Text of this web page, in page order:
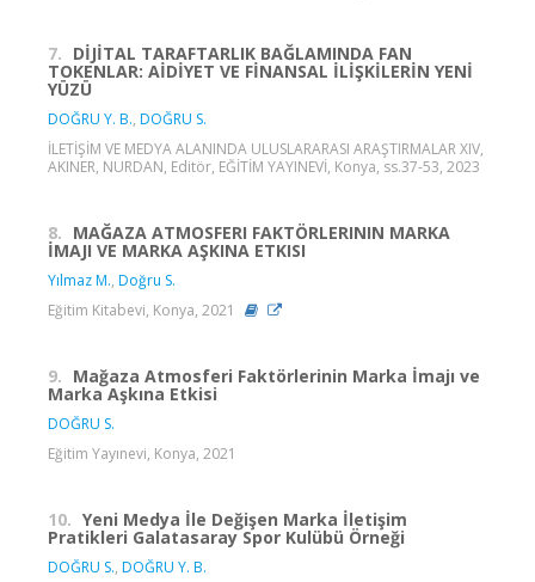
7. DİJİTAL TARAFTARLIK BAĞLAMINDA FAN
TOKENLAR: AİDİYET VE FİNANSAL İLİŞKİLERİN YENİ
YÜZÜ
DOĞRU Y. B., DOĞRU S.
İLETİŞİM VE MEDYA ALANINDA ULUSLARARASI ARAŞTIRMALAR XIV,
AKINER, NURDAN, Editör, EĞİTİM YAYINEVİ, Konya, ss.37-53, 2023
8. MAĞAZA ATMOSFERI FAKTÖRLERININ MARKA
İMAJI VE MARKA AŞKINA ETKISI
Yılmaz M., Doğru S.
Eğitim Kitabevi, Konya, 2021
9. Mağaza Atmosferi Faktörlerinin Marka İmajı ve
Marka Aşkına Etkisi
DOĞRU S.
Eğitim Yayınevi, Konya, 2021
10. Yeni Medya İle Değişen Marka İletişim
Pratikleri Galatasaray Spor Kulübü Örneği
DOĞRU S., DOĞRU Y. B.